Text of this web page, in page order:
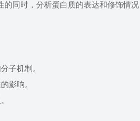
同时，分析蛋白质的表达和修饰情况
子机制。
影响。